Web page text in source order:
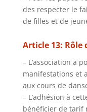
des respecter le
de filles et de
Article 13: Rôle
– L’association a
manifestations et
aux cours de
– L’adhésion à
bénéficier de tarif